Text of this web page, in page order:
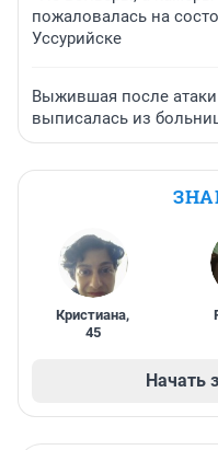
пожаловалась на
Уссурийске
Выжившая после атаки
выписалась из
Кристиана,
45
Начать